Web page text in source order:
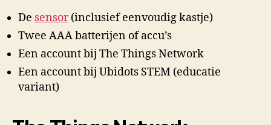
De sensor(inclusief eenvoudig kastje)
Twee AAA batterijen of accu’s
Een account bij The Things Network
Een account bij Ubidots STEM (educatie
variant)